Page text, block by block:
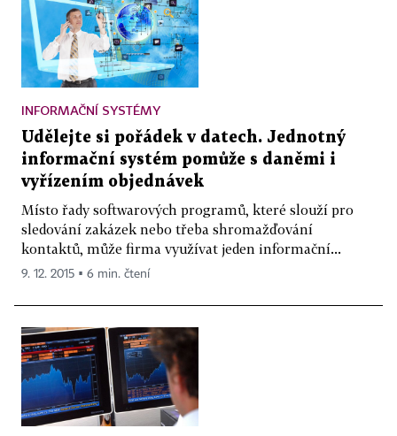
INFORMAČNÍ SYSTÉMY
Udělejte si pořádek v datech. Jednotný
informační systém pomůže s daněmi i
vyřízením objednávek
Místo řady softwarových programů, které slouží pro
sledování zakázek nebo třeba shromažďování
kontaktů, může firma využívat jeden informační...
9. 12. 2015 ▪ 6 min. čtení